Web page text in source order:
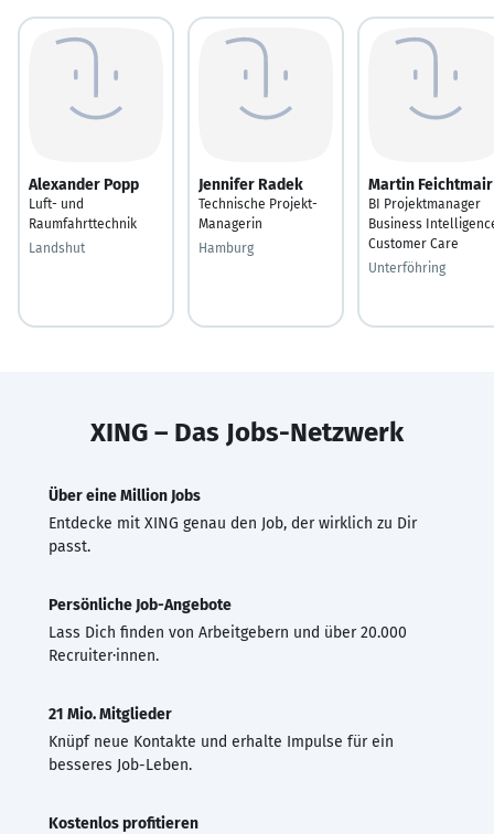
Alexander Popp
Luft- und
Raumfahrttechnik
Landshut
Jennifer Radek
Technische Projekt-
Managerin
Hamburg
Martin Feichtmair
BI Projektmanager
Business
Customer Care
Unterföhring
XING – Das Jobs-Netzwerk
Über eine Million Jobs
Entdecke mit XING genau den Job, der wirklich zu Dir
passt.
Persönliche Job-Angebote
Lass Dich finden von Arbeitgebern und über 20.000
Recruiter·innen.
21 Mio. Mitglieder
Knüpf neue Kontakte und erhalte Impulse für ein
besseres Job-Leben.
Kostenlos profitieren